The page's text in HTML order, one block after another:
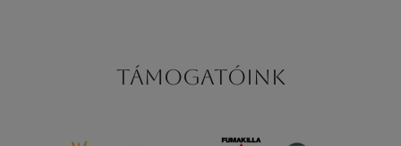
Támogatóink